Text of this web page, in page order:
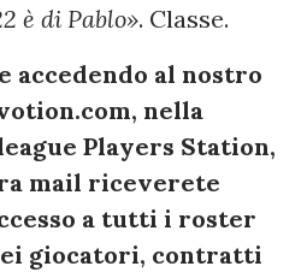
è di Pablo». Classe.
accedendo al nostro
nella
Players Station,
mail riceverete
a tutti i roster
giocatori, contratti